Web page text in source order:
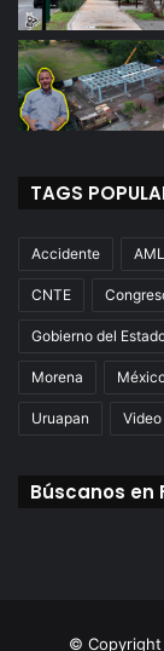
TAGS
Accidente
CNTE
Gobierno del
Morena
Uruapan Video
Búscanos en
©